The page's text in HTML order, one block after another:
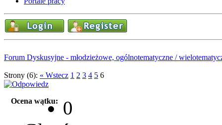
Forum Dyskusyjne - młodzieżowe, ogólnotematyczne /
Strony (6): « Wstecz 1 2 3 4 5 6
Ocena wątku:
0